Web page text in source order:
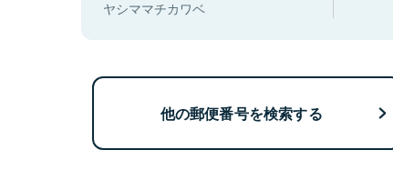
ヤシママチカワベ
他の郵便番号を検索する